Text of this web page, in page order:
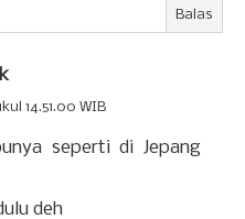
Balas
14.51.00 WIB
seperti di Jepang
deh